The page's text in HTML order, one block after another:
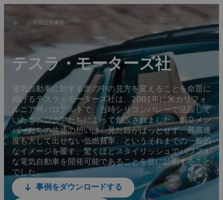
お客様活用事例
テスラ・モーターズ社
電気自動車に対する世の中の見方を変えることを命題に
掲げるテスラ・モーターズ社は、2003年に米カリフォ
ルニア州パロアルトで、当時シリコンバレーで活躍して
いたエンジニアたちによって創設されました。創立メン
バーたちの共通の想いは、見た目がぱっとせず、最高速
度も大して出せない低燃費車、というそれまでの一般的
なイメージを覆す、驚くほどスタイリッシュでパワフル
な電気自動車を開発可能であることを世に証明すること
でした。
事例をダウンロードする